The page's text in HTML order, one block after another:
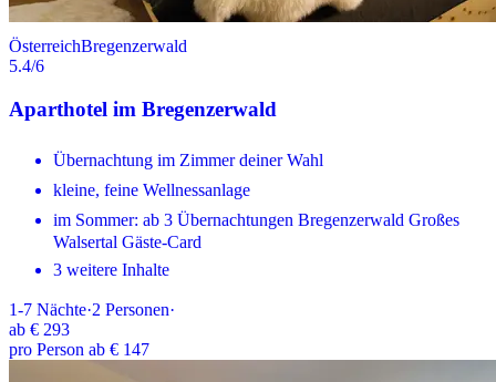
ÖsterreichBregenzerwald
5.4/6
Aparthotel im Bregenzerwald
Übernachtung im Zimmer deiner Wahl
kleine, feine Wellnessanlage
im Sommer: ab 3 Übernachtungen Bregenzerwald Großes
Walsertal Gäste-Card
3 weitere Inhalte
1-7 Nächte·2 Personen·
ab € 293
pro Person ab € 147